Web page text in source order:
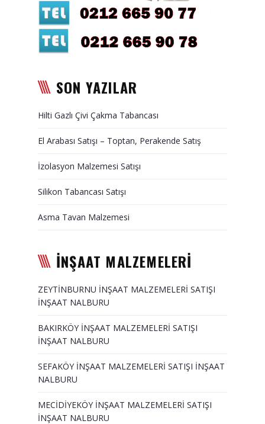
Duvar Paneli, Söve, Dekoratif
Kaplama
BİZE ULAŞIN
SON YAZILAR
Hilti Gazlı Çivi Çakma Tabancası
El Arabası Satışı – Toptan, Perakende Satış
İzolasyon Malzemesi Satışı
Silikon Tabancası Satışı
Asma Tavan Malzemesi
İNŞAAT MALZEMELERİ
ZEYTİNBURNU İNŞAAT MALZEMELERİ SATIŞI
İNŞAAT NALBURU
BAKIRKÖY İNŞAAT MALZEMELERİ SATIŞI
İNŞAAT NALBURU
SEFAKÖY İNŞAAT MALZEMELERİ SATIŞI İNŞAAT
NALBURU
MECİDİYEKÖY İNŞAAT MALZEMELERİ SATIŞI
İNŞAAT NALBURU